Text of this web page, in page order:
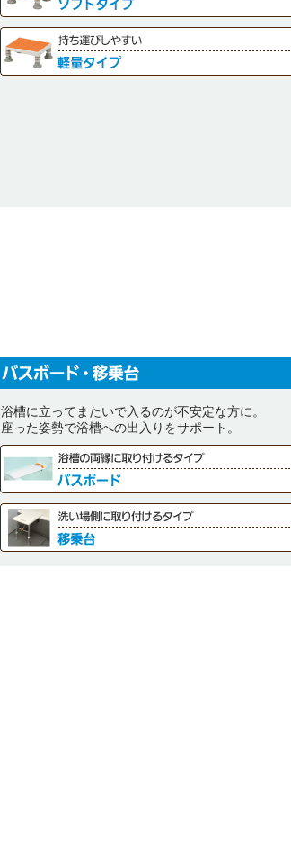
浴槽に立ってまたいで入るのが不安定な方に。
座った姿勢で浴槽への出入りをサポート。